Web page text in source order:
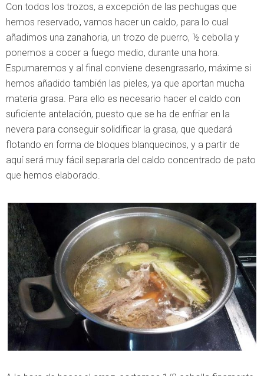
Con todos los trozos, a excepción de las pechugas que
hemos reservado, vamos hacer un caldo, para lo cual
añadimos una zanahoria, un trozo de puerro, ½ cebolla y
ponemos a cocer a fuego medio, durante una hora.
Espumaremos y al final conviene desengrasarlo, máxime si
hemos añadido también las pieles, ya que aportan mucha
materia grasa. Para ello es necesario hacer el caldo con
suficiente antelación, puesto que se ha de enfriar en la
nevera para conseguir solidificar la grasa, que quedará
flotando en forma de bloques blanquecinos, y a partir de
aquí será muy fácil separarla del caldo concentrado de pato
que hemos elaborado.